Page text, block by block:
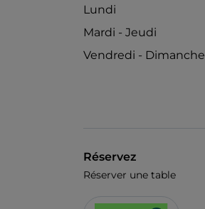
Lundi
Mardi - Jeudi
Vendredi - Dimanche
Réservez
Réserver une table